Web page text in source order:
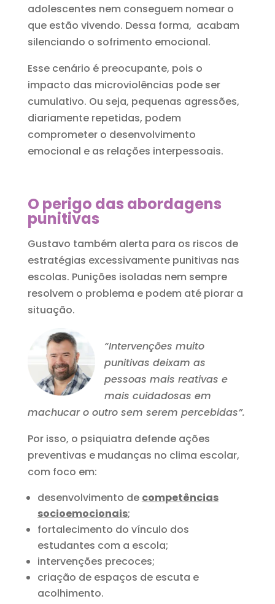
adolescentes nem conseguem nomear o
que estão vivendo. Dessa forma, acabam
silenciando o sofrimento emocional.
Esse cenário é preocupante, pois o
impacto das microviolências pode ser
cumulativo. Ou seja, pequenas agressões,
diariamente repetidas, podem
comprometer o desenvolvimento
emocional e as relações interpessoais.
O perigo das abordagens
punitivas
Gustavo também alerta para os riscos de
estratégias excessivamente punitivas nas
escolas. Punições isoladas nem sempre
resolvem o problema e podem até piorar a
situação.
“Intervenções muito
punitivas deixam as
pessoas mais reativas e
mais cuidadosas em
machucar o outro sem serem percebidas”.
Por isso, o psiquiatra defende ações
preventivas e mudanças no clima escolar,
com foco em:
desenvolvimento de competências
socioemocionais;
fortalecimento do vínculo dos
estudantes com a escola;
intervenções precoces;
criação de espaços de escuta e
acolhimento.